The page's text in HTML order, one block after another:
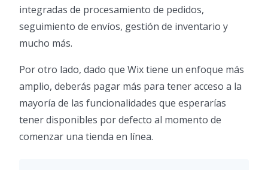
integradas de procesamiento de pedidos,
seguimiento de envíos, gestión de inventario y
mucho más.
Por otro lado, dado que Wix tiene un enfoque más
amplio, deberás pagar más para tener acceso a la
mayoría de las funcionalidades que esperarías
tener disponibles por defecto al momento de
comenzar una tienda en línea.